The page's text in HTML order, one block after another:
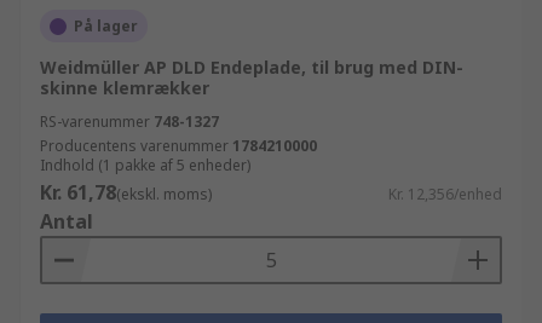
På lager
Weidmüller AP DLD Endeplade, til brug med DIN-
skinne klemrækker
RS-varenummer 748-1327
Producentens varenummer 1784210000
Indhold (1 pakke af 5 enheder)
Kr. 61,78(ekskl. moms) Kr. 12,356/enhed
Antal